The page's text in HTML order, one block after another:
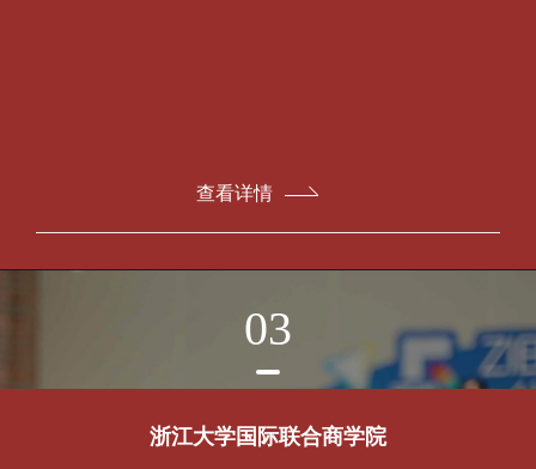
查看详情
03
浙江大学国际联合商学院